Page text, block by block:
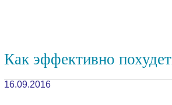
Как эффективно
16.09.2016